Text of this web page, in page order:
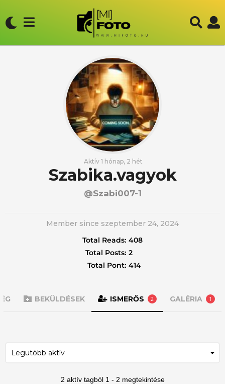
Aktív 1 hónap, 2 hét
Szabika.vagyok
@szabi007-1
Member since szeptember 24, 2024
Total Reads: 408
Total Posts: 2
Total Pont: 414
BEKÜLDÉSEK ISMERŐS 2 GALÉRIA 1
2 aktív tagból 1 - 2 megtekintése